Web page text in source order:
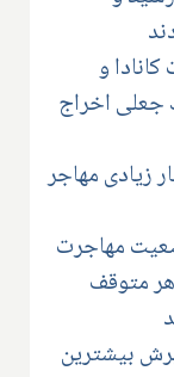
و
جعلی اخراج
زیادی مهاجر
مهاجرت
متوقف
رکورد پذیرش بیشترین